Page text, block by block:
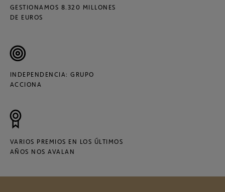
GESTIONAMOS 8.320 MILLONES
DE EUROS
INDEPENDENCIA: GRUPO
ACCIONA
VARIOS PREMIOS EN LOS ÚLTIMOS
AÑOS NOS AVALAN